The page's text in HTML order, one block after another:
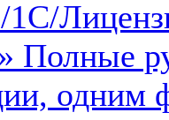
1С/
Полные
одним